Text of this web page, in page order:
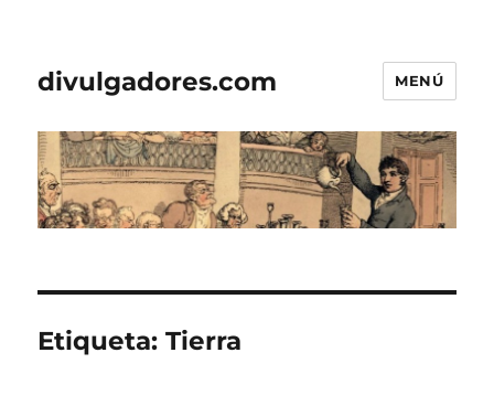
divulgadores.com MENÚ
Etiqueta:Tierra